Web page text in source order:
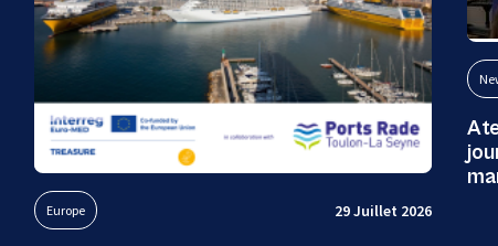
Europe 29 Juillet 2026